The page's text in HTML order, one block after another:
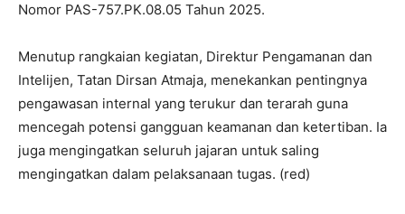
Nomor PAS-757.PK.08.05 Tahun 2025.
Menutup rangkaian kegiatan, Direktur Pengamanan dan
Intelijen, Tatan Dirsan Atmaja, menekankan pentingnya
pengawasan internal yang terukur dan terarah guna
mencegah potensi gangguan keamanan dan ketertiban. Ia
juga mengingatkan seluruh jajaran untuk saling
mengingatkan dalam pelaksanaan tugas. (red)